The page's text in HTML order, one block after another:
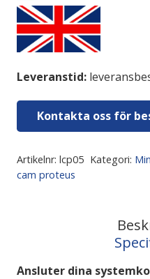
Leveranstid:
Kontakta oss för
Artikelnr: lcp05 Kategori:
cam proteus
Ansluter dina